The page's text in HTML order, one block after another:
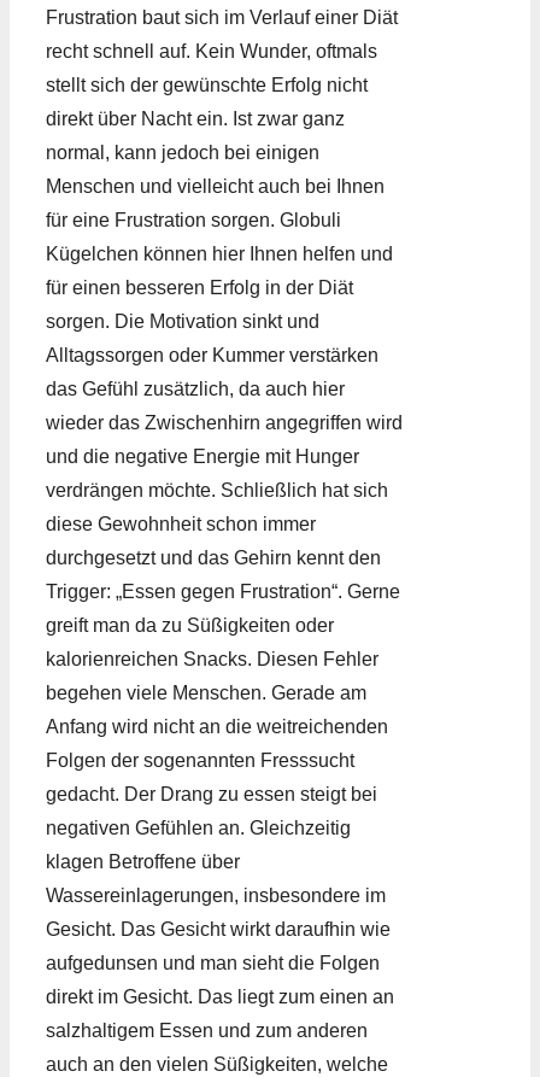
Frustration baut sich im Verlauf einer Diät
recht schnell auf. Kein Wunder, oftmals
stellt sich der gewünschte Erfolg nicht
direkt über Nacht ein. Ist zwar ganz
normal, kann jedoch bei einigen
Menschen und vielleicht auch bei Ihnen
für eine Frustration sorgen. Globuli
Kügelchen können hier Ihnen helfen und
für einen besseren Erfolg in der Diät
sorgen. Die Motivation sinkt und
Alltagssorgen oder Kummer verstärken
das Gefühl zusätzlich, da auch hier
wieder das Zwischenhirn angegriffen wird
und die negative Energie mit Hunger
verdrängen möchte. Schließlich hat sich
diese Gewohnheit schon immer
durchgesetzt und das Gehirn kennt den
Trigger: „Essen gegen Frustration“. Gerne
greift man da zu Süßigkeiten oder
kalorienreichen Snacks. Diesen Fehler
begehen viele Menschen. Gerade am
Anfang wird nicht an die weitreichenden
Folgen der sogenannten Fresssucht
gedacht. Der Drang zu essen steigt bei
negativen Gefühlen an. Gleichzeitig
klagen Betroffene über
Wassereinlagerungen, insbesondere im
Gesicht. Das Gesicht wirkt daraufhin wie
aufgedunsen und man sieht die Folgen
direkt im Gesicht. Das liegt zum einen an
salzhaltigem Essen und zum anderen
auch an den vielen Süßigkeiten, welche